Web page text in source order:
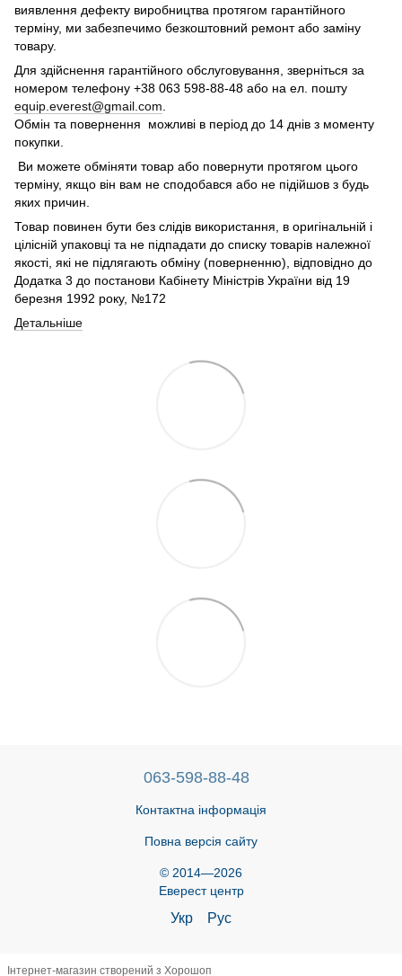
виявлення дефекту виробництва протягом гарантійного
терміну, ми забезпечимо безкоштовний ремонт або заміну
товару.
Для здійснення гарантійного обслуговування, зверніться за
номером телефону +38 063 598-88-48 або на ел. пошту
equip.everest@gmail.com
Обмін та повернення можливі в період до 14 днів з моменту
покупки.
Ви можете обміняти товар або повернути протягом цього
терміну, якщо він вам не сподобався або не підійшов з будь
яких причин.
Товар повинен бути без слідів використання, в оригінальній і
цілісній упаковці та не підпадати до списку товарів належної
якості, які не підлягають обміну (поверненню), відповідно до
Додатка 3 до постанови Кабінету Міністрів України від 19
березня 1992 року, №172
Детальніше
063-598-88-48
Контактна інформація
Повна версія сайту
© 2014—2026
Еверест центр
Укр Рус
Інтернет-магазин створений з Хорошоп